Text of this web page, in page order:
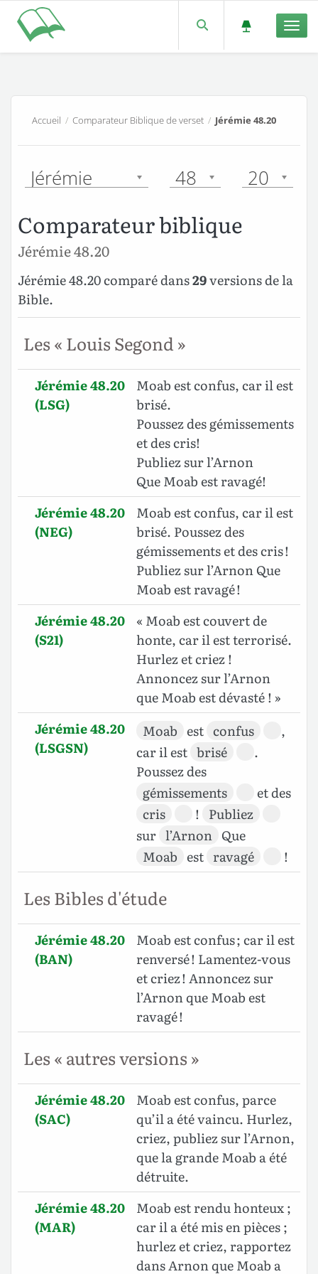
Accueil /Comparateur Biblique de verset / Jérémie 48.20
Jérémie 48 20
Comparateur biblique
Jérémie 48.20
Jérémie 48.20 comparé dans29versions de la
Bible.
Les « Louis Segond »
Jérémie 48.20
(LSG)
Moab est confus, car il est
brisé.
Poussez des gémissements
et des cris!
Publiez sur l’Arnon
Que Moab est ravagé!
Jérémie 48.20
(NEG)
Moab est confus, car il est
brisé. Poussez des
gémissements et des cris !
Publiez sur l’Arnon Que
Moab est ravagé !
Jérémie 48.20
(S21)
« Moab est couvert de
honte, car il est terrorisé.
Hurlez et criez !
Annoncez sur l’Arnon
que Moab est dévasté ! »
Jérémie 48.20
(LSGSN)
Moab est confus
,
car il est brisé
.
Poussez des
gémissements
et des
cris
! Publiez
sur l’Arnon Que
Moab est ravagé !
Les Bibles d'étude
Jérémie 48.20
(BAN)
Moab est confus ; car il est
renversé ! Lamentez-vous
et criez ! Annoncez sur
l’Arnon que Moab est
ravagé !
Les « autres versions »
Jérémie 48.20
(SAC)
Moab est confus, parce
qu’il a été vaincu. Hurlez,
criez, publiez sur l’Arnon,
que la grande Moab a été
détruite.
Jérémie 48.20
(MAR)
Moab est rendu honteux ;
car il a été mis en pièces ;
hurlez et criez, rapportez
dans Arnon que Moab a